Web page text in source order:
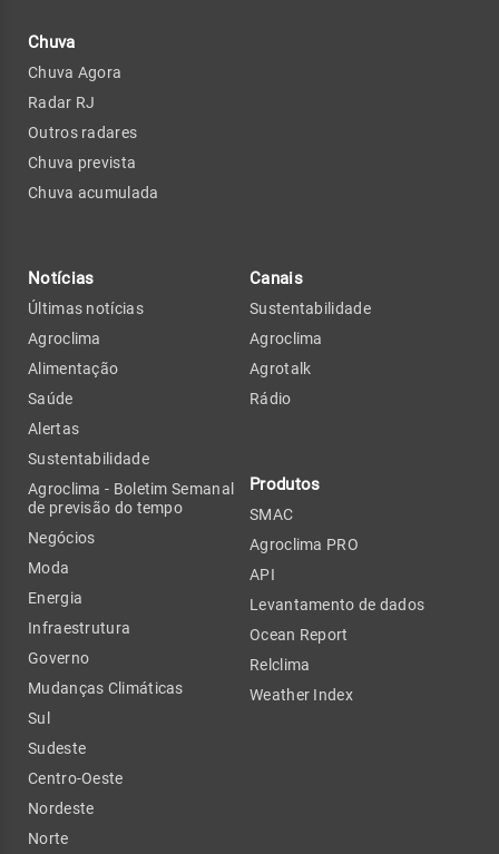
Chuva
Chuva Agora
Radar RJ
Outros radares
Chuva prevista
Chuva acumulada
Notícias
Últimas notícias
Agroclima
Alimentação
Saúde
Alertas
Sustentabilidade
Agroclima - Boletim Semanal
de previsão do tempo
Negócios
Moda
Energia
Infraestrutura
Governo
Mudanças Climáticas
Sul
Sudeste
Centro-Oeste
Nordeste
Norte
Canais
Sustentabilidade
Agroclima
Agrotalk
Rádio
Produtos
SMAC
Agroclima PRO
API
Levantamento de dados
Ocean Report
Relclima
Weather Index